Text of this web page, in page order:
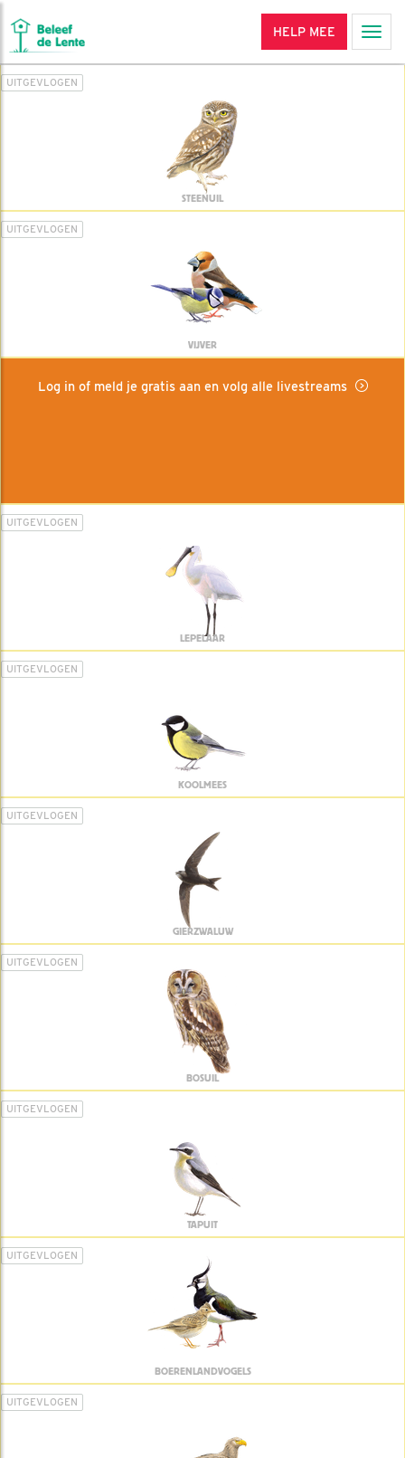
HELP MEE
UITGEVLOGEN
STEENUIL
UITGEVLOGEN
VIJVER
Log in of meld je gratis aan en volg alle livestreams
UITGEVLOGEN
LEPELAAR
UITGEVLOGEN
KOOLMEES
UITGEVLOGEN
GIERZWALUW
UITGEVLOGEN
BOSUIL
UITGEVLOGEN
TAPUIT
UITGEVLOGEN
BOERENLANDVOGELS
UITGEVLOGEN